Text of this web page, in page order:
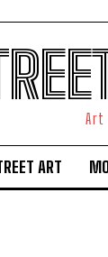
Art
ART